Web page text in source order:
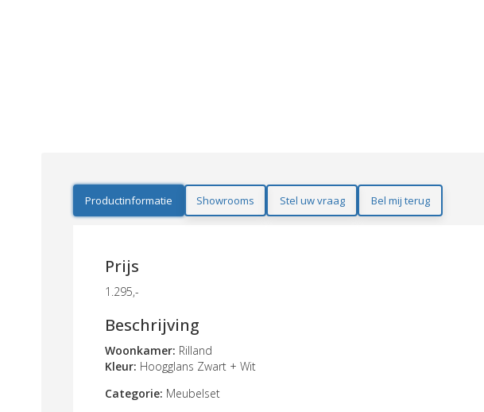
Productinformatie Showrooms Stel uw vraag Bel mij terug
Prijs
1.295,-
Beschrijving
Woonkamer: Rilland
Kleur: Hoogglans Zwart + Wit
Categorie: Meubelset